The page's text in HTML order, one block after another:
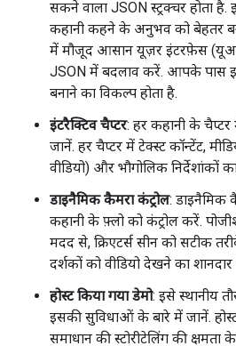
सकने वाला JSON स्ट्रक्चर होता
कहानी कहने के अनुभव को बेहतर
में मौजूद आसान यूज़र इंटरफ़ेस
JSON में बदलाव करें. आपके पास
बनाने का विकल्प होता है.
इंटरैक्टिव चैप्टर: हर कहानी के
जानें. हर चैप्टर में टेक्स्ट कॉन्टेंट,
वीडियो) और भौगोलिक निर्देशांकों
डाइनैमिक कैमरा कंट्रोल: डाइनैमिक
कहानी के फ़्लो को कंट्रोल करें.
मदद से, क्रिएटर्स सीन को सटीक
दर्शकों को वीडियो देखने का
होस्ट किया गया डेमो: इसे स्थानीय
इसकी सुविधाओं के बारे में जानें.
समाधान की स्टोरीटेलिंग की क्षमता